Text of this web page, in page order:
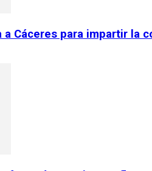
a Cáceres para impartir la